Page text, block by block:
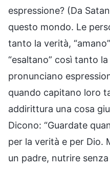
espressione? (Da
questo mondo. Le
tanto la verità,
“esaltano” così tanto
pronunciano
quando capitano loro
addirittura una cosa
Dicono: “Guardate
per la verità e per Dio.
un padre, nutrire